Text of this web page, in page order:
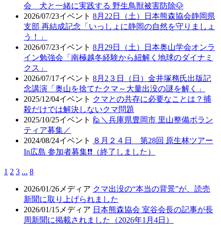
会 犬と一緒に実践する 野生鳥獣被害防除🐶
2026/07/23イベント 8月22日（土）日本熊森協会静岡県
支部 再結成記念「いっしょに静岡の自然を守りましょ
う！」
2026/07/23イベント 8月29日（土）日本奥山学会オンラ
イン勉強会「南極越冬経験から紐解く地球のダイナミ
クス」
2026/07/17イベント 8月2３日（日）金井塚務氏出版記
念講演「奥山を捨てたクマ～大量出没の謎を解く」
2025/12/04イベント クマとの共存に必要なことは？捕
殺だけでは解決しないクマ問題
2025/10/25イベント 🙋＼兵庫県豊岡市 里山整備ボラン
ティア募集／
2024/08/24イベント
８月２４日 第28回 原生林ツアー
In広島 参加者募集❗❗（終了しました）
1 2 3 ... 8
2026/01/26 メディア クマ出没の“本当の背景”が、読売
新聞に取り上げられました
2026/01/15 メディア 日本熊森協会 室谷会長の記事が長
周新聞に掲載されました（2026年1月4日）